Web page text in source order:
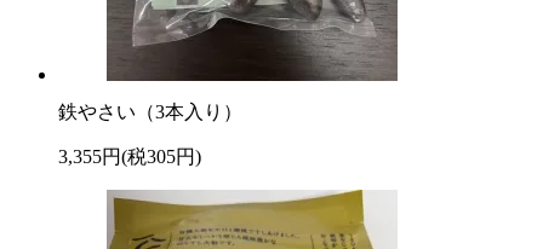
鉄やさい（3本入り）
3,355円(税305円)